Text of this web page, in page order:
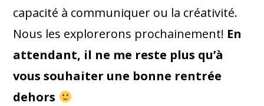
à un moindre risque d’obésité, de
déficience cardiovasculaire, etc.
Egalement, le contact répété avec les
microbes présents dans l’environnement
renforce le système immunitaire
capacité à communiquer ou la créativité.
Nous les explorerons prochainement! En
attendant, il ne me reste plus qu’à
vous souhaiter une bonne rentrée
dehors